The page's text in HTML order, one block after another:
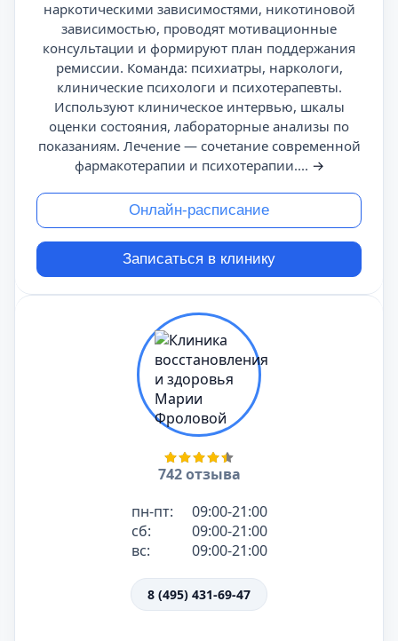
наркотическими зависимостями, никотиновой
зависимостью, проводят мотивационные
консультации и формируют план поддержания
ремиссии. Команда: психиатры, наркологи,
клинические психологи и психотерапевты.
Используют клиническое интервью, шкалы
оценки состояния, лабораторные анализы по
показаниям. Лечение — сочетание современной
фармакотерапии и психотерапии.... →
Онлайн-расписание
Записаться в клинику
742 отзыва
пн-пт:
09:00-21:00
сб:
09:00-21:00
вс:
09:00-21:00
8 (495) 431-69-47